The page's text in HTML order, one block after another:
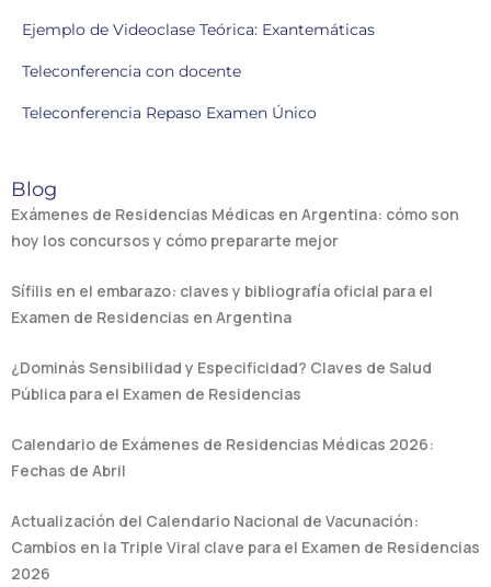
Ejemplo de Videoclase Teórica: Exantemáticas
Teleconferencia con docente
Teleconferencia Repaso Examen Único
Blog
Exámenes de Residencias Médicas en Argentina: cómo son
hoy los concursos y cómo prepararte mejor
Sífilis en el embarazo: claves y bibliografía oficial para el
Examen de Residencias en Argentina
¿Dominás Sensibilidad y Especificidad? Claves de Salud
Pública para el Examen de Residencias
Calendario de Exámenes de Residencias Médicas 2026:
Fechas de Abril
Actualización del Calendario Nacional de Vacunación:
Cambios en la Triple Viral clave para el Examen de Residencias
2026